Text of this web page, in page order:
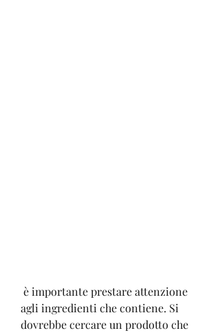
agli ingredienti che contiene. Si
dovrebbe cercare un prodotto che